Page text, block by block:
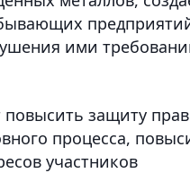
ими
защиту прав
процесса,
участников